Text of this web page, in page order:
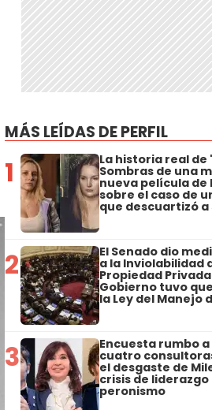
MÁS LEÍDAS DE PERFIL
1 La historia real de
Sombras de una
nueva película de
sobre el caso de
que descuartizó
2 El Senado dio
a la Inviolabilidad
Propiedad
Gobierno tuvo
la Ley del Manejo
3 Encuesta rumbo a
cuatro
el desgaste de
crisis de liderazgo
peronismo